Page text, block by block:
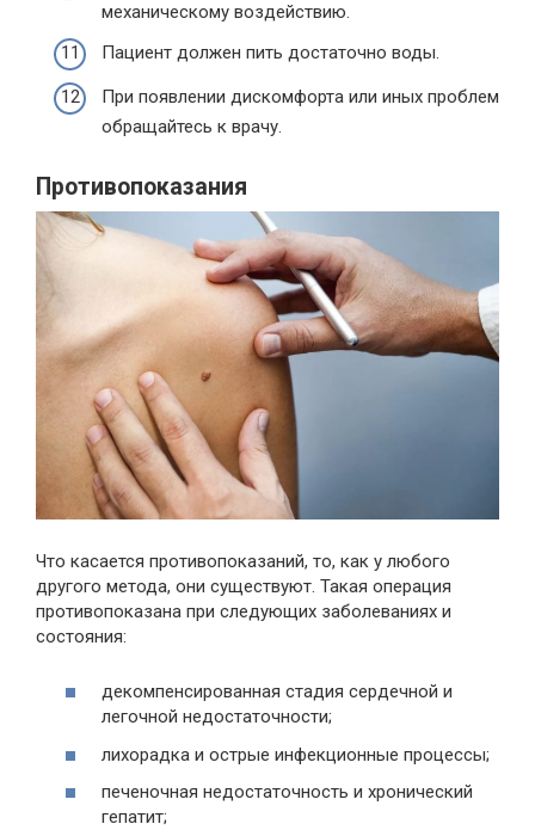
механическому воздействию.
Пациент должен пить достаточно воды.
При появлении дискомфорта или иных проблем
обращайтесь к врачу.
Противопоказания
Что касается противопоказаний, то, как у любого
другого метода, они существуют. Такая операция
противопоказана при следующих заболеваниях и
состояния:
декомпенсированная стадия сердечной и
легочной недостаточности;
лихорадка и острые инфекционные процессы;
печеночная недостаточность и хронический
гепатит;